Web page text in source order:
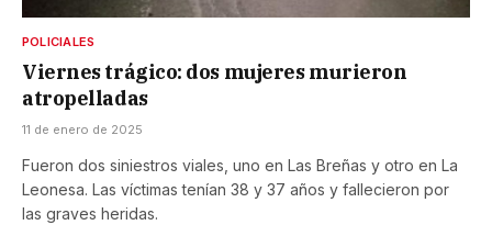
POLICIALES
Viernes trágico: dos mujeres murieron
atropelladas
11 de enero de 2025
Fueron dos siniestros viales, uno en Las Breñas y otro en La
Leonesa. Las víctimas tenían 38 y 37 años y fallecieron por
las graves heridas.